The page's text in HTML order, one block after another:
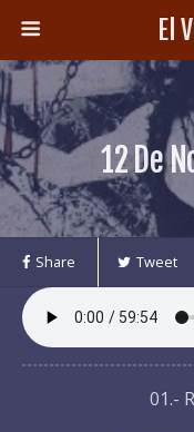
El
12 De
Share Tweet
01.-